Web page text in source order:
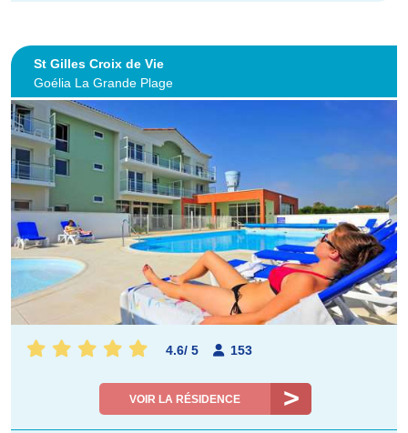
St Gilles Croix de Vie
Goélia La Grande Plage
4.6/ 5 153
VOIR LA RÉSIDENCE